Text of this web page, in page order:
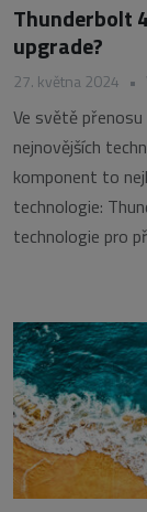
Thunderbolt
upgrade?
27. května 2024 •
Ve světě
nejnovějších
komponent to
technologie:
technologie pro